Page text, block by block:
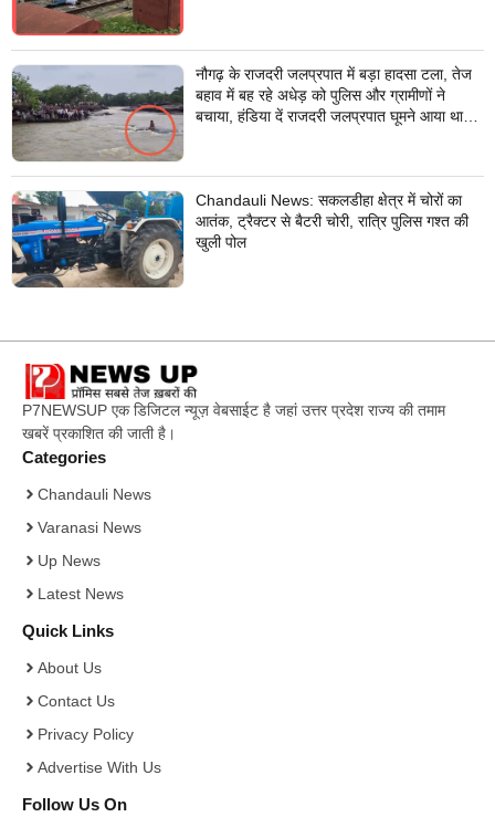
नौगढ़ के राजदरी जलप्रपात में बड़ा हादसा टला, तेज
बहाव में बह रहे अधेड़ को पुलिस और ग्रामीणों ने
बचाया, हंडिया दें राजदरी जलप्रपात घूमने आया था
Chandauli News: सकलडीहा क्षेत्र में चोरों का
आतंक, ट्रैक्टर से बैटरी चोरी, रात्रि पुलिस गश्त की
खुली पोल
P7NEWSUP एक डिजिटल न्यूज़ वेबसाईट है जहां उत्तर प्रदेश राज्य की तमाम
खबरें प्रकाशित की जाती है।
Categories
Chandauli News
Varanasi News
Up News
Latest News
Quick Links
About Us
Contact Us
Privacy Policy
Advertise With Us
Follow Us On